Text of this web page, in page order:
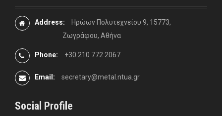
Address:
Ηρώων Πολυτεχνείου 9, 15773,
Ζωγράφου, Αθήνα
Phone: +30 210 772 2067
Email: secretary@metal.ntua.gr
Social Profile